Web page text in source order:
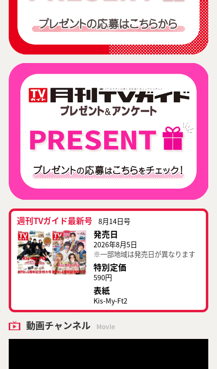
週刊TVガイド最新号 8月14日号
発売日
2026年8月5日
※一部地域は発売日が異なります
特別定価
590円
表紙
Kis-My-Ft2
動画チャンネル Movie